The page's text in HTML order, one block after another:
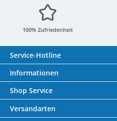
100% Zufriedenheit
Service-Hotline
Informationen
Shop Service
Versandarten